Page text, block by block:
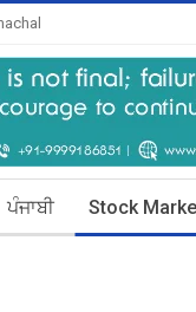
Posts: 30
ਪੰਜਾਬੀ Stock